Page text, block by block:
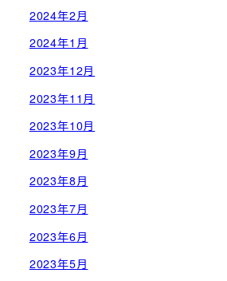
2024年2月
2024年1月
2023年12月
2023年11月
2023年10月
2023年9月
2023年8月
2023年7月
2023年6月
2023年5月